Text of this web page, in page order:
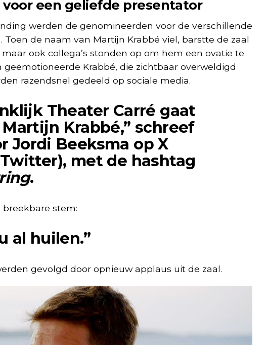
een geliefde presentator
werden de genomineerden voor de verschillende
de naam van Martijn Krabbé viel, barstte de zaal
ook collega’s stonden op om hem een ovatie te
geëmotioneerde Krabbé, die zichtbaar overweldigd
razendsnel gedeeld op sociale media.
Theater Carré gaat
Krabbé,” schreef
Jordi Beeksma op X
met de hashtag
.
stem:
al huilen.”
gevolgd door opnieuw applaus uit de zaal.